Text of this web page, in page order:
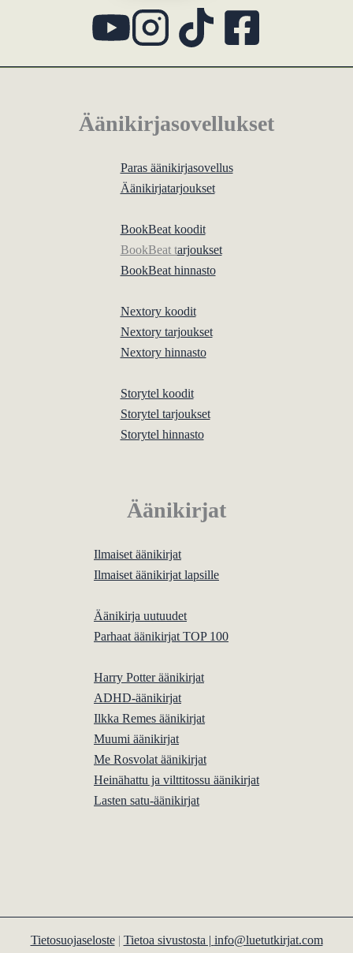
Äänikirjasovellukset
Paras äänikirjasovellus
Äänikirjatarjoukset
BookBeat koodit
BookBeat tarjoukset
BookBeat hinnasto
Nextory koodit
Nextory tarjoukset
Nextory hinnasto
Storytel koodit
Storytel tarjoukset
Storytel hinnasto
Äänikirjat
Ilmaiset äänikirjat
Ilmaiset äänikirjat lapsille
Äänikirja uutuudet
Parhaat äänikirjat TOP 100
Harry Potter äänikirjat
ADHD-äänikirjat
Ilkka Remes äänikirjat
Muumi äänikirjat
Me Rosvolat äänikirjat
Heinähattu ja vilttitossu äänikirjat
Lasten satu-äänikirjat
Tietosuojaseloste| Tietoa sivustosta | info@luetutkirjat.com